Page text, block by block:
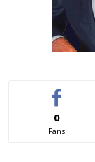
0
Fans